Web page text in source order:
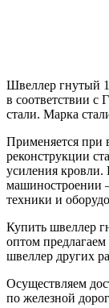
Швеллер гнутый
в соответствии с
стали. Марка
Применяется при
реконструкции
усиления кровли.
машиностроении
техники и
Купить швеллер
оптом предлагаем
швеллер других
Осуществляем
по железной